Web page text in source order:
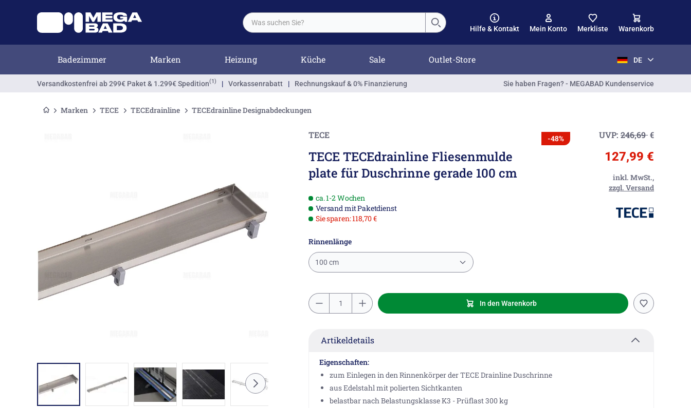
Hilfe & Kontakt Mein Konto Merkliste Warenkorb
Badezimmer Marken Heizung Küche Sale Outlet-Store DE
Versandkostenfrei ab 299€ Paket & 1.299€ Spedition(1) | Vorkassenrabatt | Rechnungskauf & 0% Finanzierung Sie haben Fragen? - MEGABAD Kundenservice
Marken TECE TECEdrainline TECEdrainline Designabdeckungen
TECE
TECE TECEdrainline Fliesenmulde
plate für Duschrinne gerade 100 cm
-48% UVP: 246,69€
127,99 €
inkl. MwSt.,
zzgl. Versand
ca. 1-2 Wochen
Versand mit Paketdienst
Sie sparen: 118,70 €
Rinnenlänge
100 cm
In den Warenkorb
Artikeldetails
Eigenschaften:
zum Einlegen in den Rinnenkörper der TECE Drainline Duschrinne
aus Edelstahl mit polierten Sichtkanten
belastbar nach Belastungsklasse K3 - Prüflast 300 kg